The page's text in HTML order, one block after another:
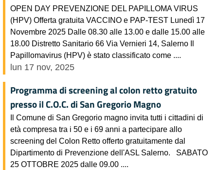
OPEN DAY PREVENZIONE DEL PAPILLOMA VIRUS
(HPV) Offerta gratuita VACCINO e PAP-TEST Lunedì 17
Novembre 2025 Dalle 08.30 alle 13.00 e dalle 15.00 alle
18.00 Distretto Sanitario 66 Via Vernieri 14, Salerno Il
Papillomavirus (HPV) è stato classificato come ....
lun 17 nov, 2025
Programma di screening al colon retto gratuito
presso il C.O.C. di San Gregorio Magno
Il Comune di San Gregorio magno invita tutti i cittadini di
età compresa tra i 50 e i 69 anni a partecipare allo
screening del Colon Retto offerto gratuitamente dal
Dipartimento di Prevenzione dell'ASL Salerno. SABATO
25 OTTOBRE 2025 dalle 09.00 ....